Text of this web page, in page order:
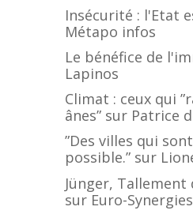
Insécurité : l'Etat
Métapo infos
Le bénéfice de
Lapinos
Climat : ceux qui
ânes” sur Patrice
”Des villes qui
possible.” sur
Jünger, Tallement
sur Euro-Synergies